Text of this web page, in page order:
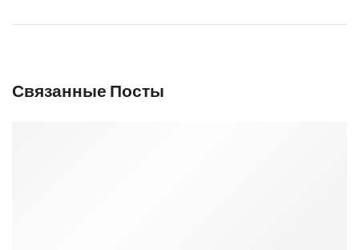
Связанные Посты